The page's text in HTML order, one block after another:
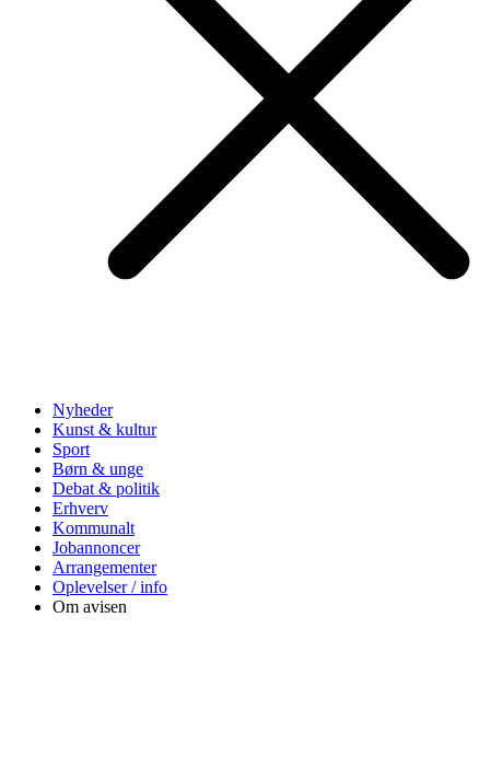
Nyheder
Kunst & kultur
Sport
Børn & unge
Debat & politik
Erhverv
Kommunalt
Jobannoncer
Arrangementer
Oplevelser / info
Om avisen